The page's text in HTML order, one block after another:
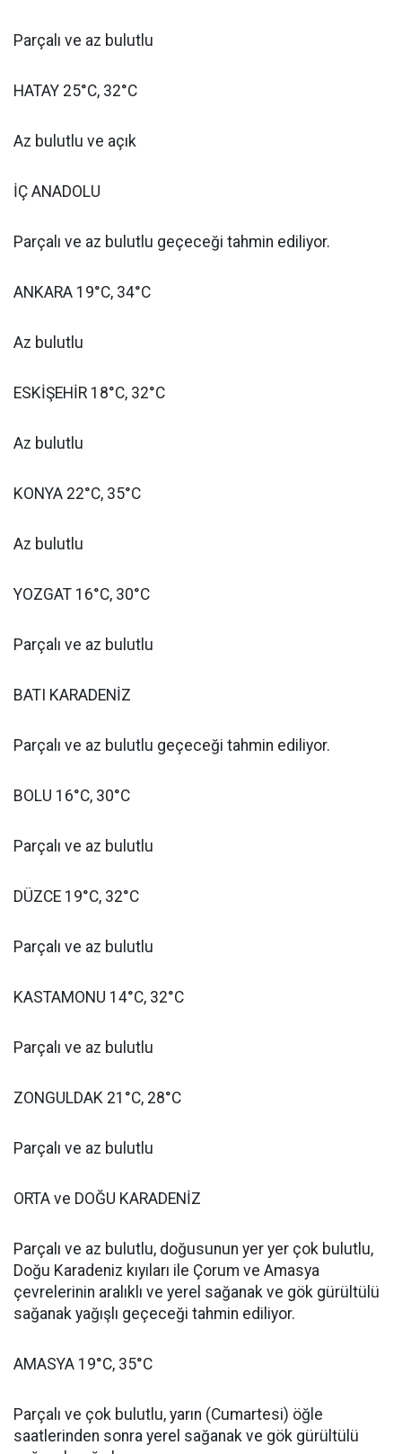
Parçalı ve az bulutlu
HATAY 25°C, 32°C
Az bulutlu ve açık
İÇ ANADOLU
Parçalı ve az bulutlu geçeceği tahmin ediliyor.
ANKARA 19°C, 34°C
Az bulutlu
ESKİŞEHİR 18°C, 32°C
Az bulutlu
KONYA 22°C, 35°C
Az bulutlu
YOZGAT 16°C, 30°C
Parçalı ve az bulutlu
BATI KARADENİZ
Parçalı ve az bulutlu geçeceği tahmin ediliyor.
BOLU 16°C, 30°C
Parçalı ve az bulutlu
DÜZCE 19°C, 32°C
Parçalı ve az bulutlu
KASTAMONU 14°C, 32°C
Parçalı ve az bulutlu
ZONGULDAK 21°C, 28°C
Parçalı ve az bulutlu
ORTA ve DOĞU KARADENİZ
Parçalı ve az bulutlu, doğusunun yer yer çok bulutlu,
Doğu Karadeniz kıyıları ile Çorum ve Amasya
çevrelerinin aralıklı ve yerel sağanak ve gök gürültülü
sağanak yağışlı geçeceği tahmin ediliyor.
AMASYA 19°C, 35°C
Parçalı ve çok bulutlu, yarın (Cumartesi) öğle
saatlerinden sonra yerel sağanak ve gök gürültülü